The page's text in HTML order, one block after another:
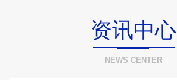
资讯中心
NEWS CENTER